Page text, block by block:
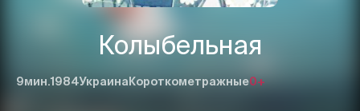
Колыбельная
9мин.1984Украина Короткометражные0+